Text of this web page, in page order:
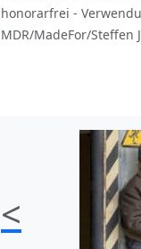
honorarfrei -
MDR/MadeFor/Steffen
<